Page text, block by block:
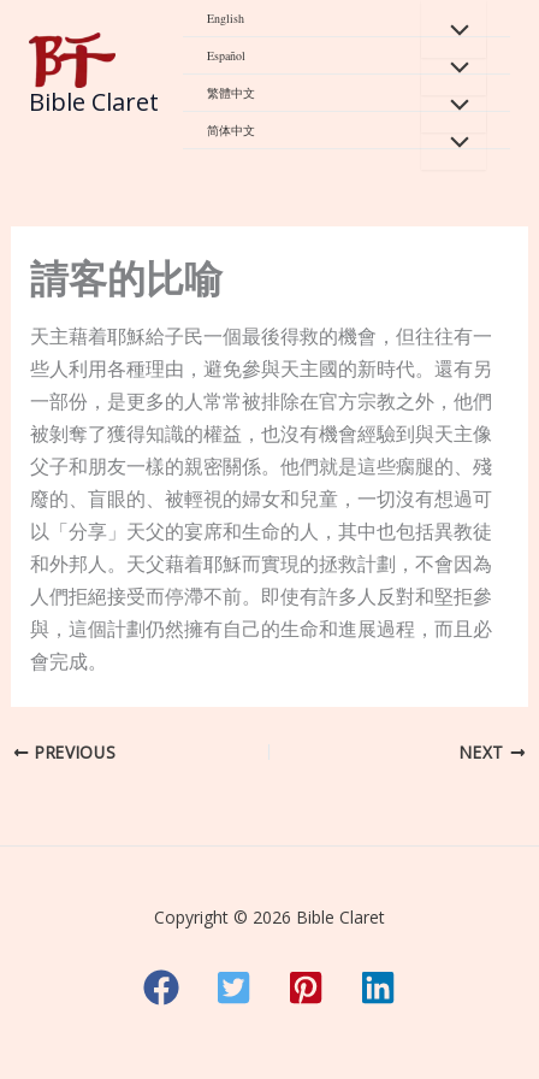
content
Bible Claret
English
Español
繁體中文
简体中文
請客的比喻
天主藉着耶穌給子民一個最後得救的機會，但往往有一
些人利用各種理由，避免參與天主國的新時代。還有另
一部份，是更多的人常常被排除在官方宗教之外，他們
被剝奪了獲得知識的權益，也沒有機會經驗到與天主像
父子和朋友一樣的親密關係。他們就是這些瘸腿的、殘
廢的、盲眼的、被輕視的婦女和兒童，一切沒有想過可
以「分享」天父的宴席和生命的人，其中也包括異教徒
和外邦人。天父藉着耶穌而實現的拯救計劃，不會因為
人們拒絕接受而停滯不前。即使有許多人反對和堅拒參
與，這個計劃仍然擁有自己的生命和進展過程，而且必
會完成。
PREVIOUS NEXT
Copyright © 2026 Bible Claret